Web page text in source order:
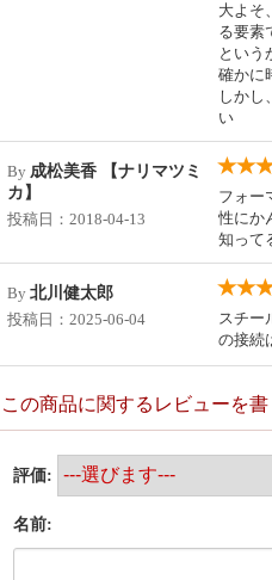
大よそ
る要素
という
確かに
しかし
い
By 成松美香 【ナリマツミ
カ】
投稿日： 2018-04-13
フォー
性にか
知って
By 北川健太郎
投稿日： 2025-06-04
スチー
の接続
この商品に関するレビューを書
評価:
名前: